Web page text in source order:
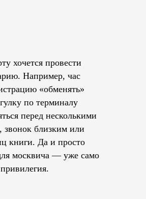
хочется провести
Например, час
«обменять»
по терминалу
перед несколькими
звонок близким или
книги. Да и просто
москвича — уже само